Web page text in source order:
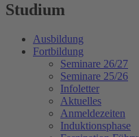
Studium
Ausbildung
Fortbildung
Seminare 26/27
Seminare 25/26
Infoletter
Aktuelles
Anmeldezeiten
Induktionsphase